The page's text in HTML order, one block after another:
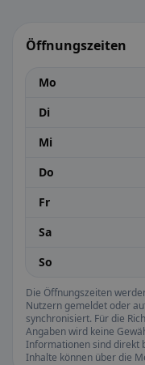
Öffnungszeiten
Mo
Di
Mi
Do
Fr
Sa
So
Die Öffnungszeiten
Nutzern gemeldet oder
synchronisiert. Für die
Angaben wird keine
Informationen sind direkt
Inhalte können über die